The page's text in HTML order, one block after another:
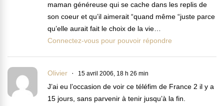
maman généreuse qui se cache dans les replis de
son coeur et qu’il aimerait “quand même “juste parce
qu’elle aurait fait le choix de la vie…
Connectez-vous pour pouvoir répondre
Olivier 15 avril 2006, 18 h 26 min
J’ai eu l’occasion de voir ce téléfim de France 2 il y a
15 jours, sans parvenir à tenir jusqu’à la fin.